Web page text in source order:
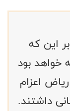
این که
خواهد بود
اعزام
داشتند.